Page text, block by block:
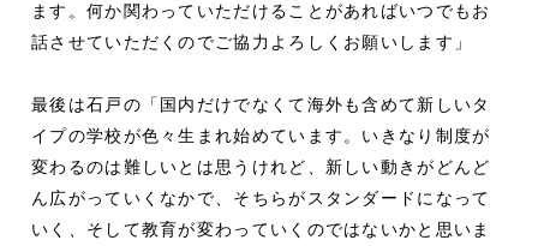
ます。何か関わっていただけることがあればいつでもお
話させていただくのでご協力よろしくお願いします」
最後は石戸の「国内だけでなくて海外も含めて新しいタ
イプの学校が色々生まれ始めています。いきなり制度が
変わるのは難しいとは思うけれど、新しい動きがどんど
ん広がっていくなかで、そちらがスタンダードになって
いく、そして教育が変わっていくのではないかと思いま